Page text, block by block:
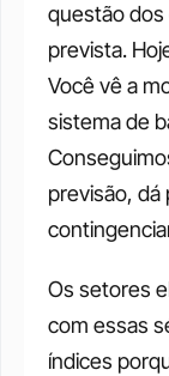
questão dos
prevista.
Você vê a
sistema de
previsão, dá
Os setores
com essas
índices